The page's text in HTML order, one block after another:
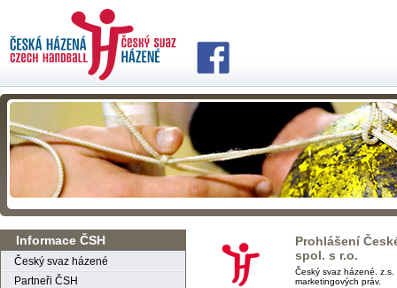
Informace ČSH
Český svaz házené
Partneři ČSH
Prohlášení
spol. s r.o.
Český svaz házené.
marketingových práv.